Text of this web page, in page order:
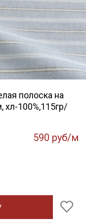
полоска на
100%,115гр/
590 руб/м